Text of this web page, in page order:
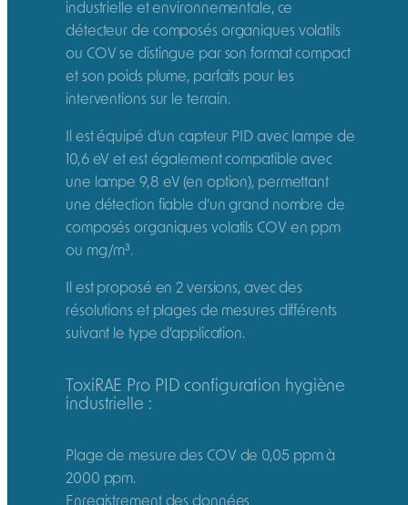
industrielle et environnementale, ce
détecteur de composés organiques volatils
ou COV se distingue par son format compact
et son poids plume, parfaits pour les
interventions sur le terrain.
Il est équipé d’un capteur PID avec lampe de
10,6 eV et est également compatible avec
une lampe 9,8 eV (en option), permettant
une détection fiable d’un grand nombre de
composés organiques volatils COV en ppm
ou mg/m³.
Il est proposé en 2 versions, avec des
résolutions et plages de mesures différents
suivant le type d’application.
ToxiRAE Pro PID configuration hygiène
industrielle :
Plage de mesure des COV de 0,05 ppm à
2000 ppm.
Enregistrement des données